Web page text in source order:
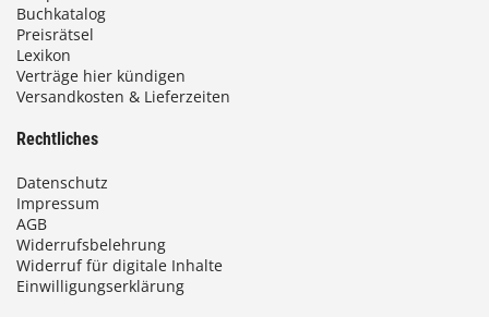
Buchkatalog
Preisrätsel
Lexikon
Verträge hier kündigen
Versandkosten & Lieferzeiten
Rechtliches
Datenschutz
Impressum
AGB
Widerrufsbelehrung
Widerruf für digitale Inhalte
Einwilligungserklärung